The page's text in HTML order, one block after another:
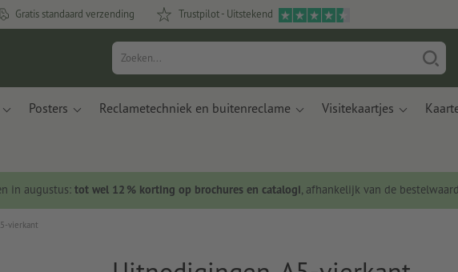
Gratis standaard verzending Trustpilot - Uitstekend
Posters Reclametechniek en buitenreclame Visitekaartjes
in augustus: tot wel 12 % korting op brochures en catalogi, afhankelijk van de
vierkant